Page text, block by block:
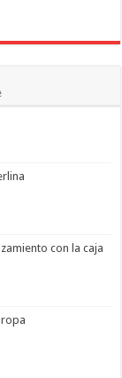
con la caja